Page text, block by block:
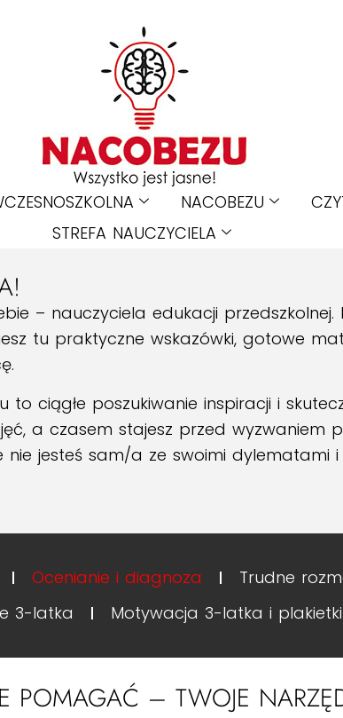
NACOBEZU
STREFA NAUCZYCIELA
– nauczyciela edukacji
tu praktyczne wskazówki, gotowe
ciągłe poszukiwanie inspiracji i
a czasem stajesz przed wyzwaniem
nie jesteś sam/a ze swoimi
Ocenianie i diagnoza
Trudne
3-latka
Motywacja 3-latka i
POMAGAĆ – TWOJE